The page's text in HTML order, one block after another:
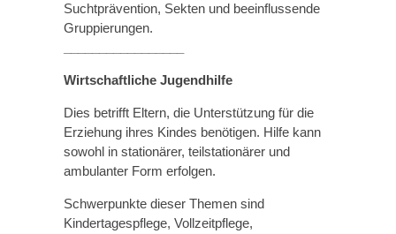
Suchtprävention, Sekten und beeinflussende
Gruppierungen.
Wirtschaftliche Jugendhilfe
Dies betrifft Eltern, die Unterstützung für die
Erziehung ihres Kindes benötigen. Hilfe kann
sowohl in stationärer, teilstationärer und
ambulanter Form erfolgen.
Schwerpunkte dieser Themen sind
Kindertagespflege, Vollzeitpflege,